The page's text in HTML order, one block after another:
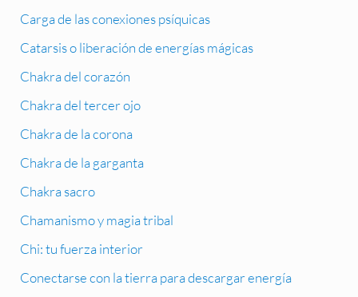
Carga de las conexiones psíquicas
Catarsis o liberación de energías mágicas
Chakra del corazón
Chakra del tercer ojo
Chakra de la corona
Chakra de la garganta
Chakra sacro
Chamanismo y magia tribal
Chi: tu fuerza interior
Conectarse con la tierra para descargar energía